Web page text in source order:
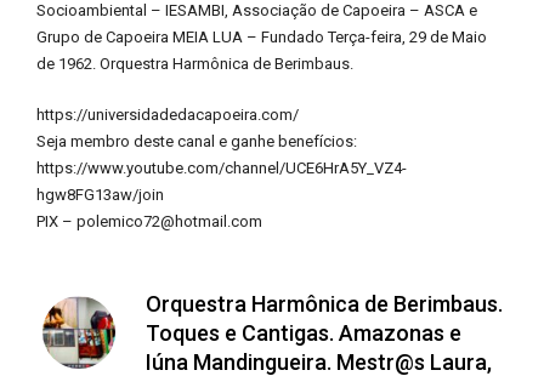
Socioambiental – IESAMBI, Associação de Capoeira – ASCA e
Grupo de Capoeira MEIA LUA – Fundado Terça-feira, 29 de Maio
de 1962. Orquestra Harmônica de Berimbaus.
https://universidadedacapoeira.com/
Seja membro deste canal e ganhe benefícios:
https://www.youtube.com/channel/UCE6HrA5Y_VZ4-
hgw8FG13aw/join
PIX – polemico72@hotmail.com
Orquestra Harmônica de Berimbaus.
Toques e Cantigas. Amazonas e
Iúna Mandingueira. Mestr@s Laura,